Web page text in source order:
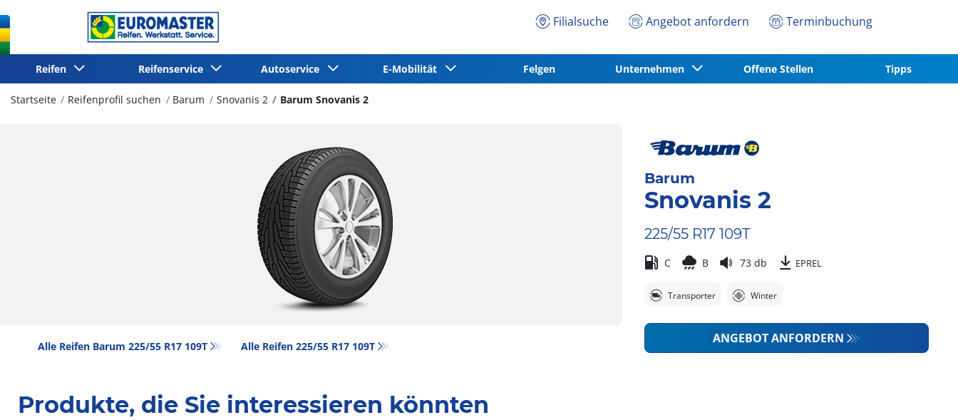
Filialsuche Angebot anfordern Terminbuchung
Reifen Reifenservice Autoservice E-Mobilität Felgen Unternehmen Offene Stellen Tipps
Startseite Reifenprofil suchen Barum Snovanis 2 Barum Snovanis 2
Alle Reifen Barum 225/55 R17 109T Alle Reifen‎ 225/55 R17 109T
Barum
Snovanis 2
225/55 R17 109T
C B 73 db EPREL
Transporter Winter
ANGEBOT ANFORDERN
Produkte, die Sie interessieren könnten